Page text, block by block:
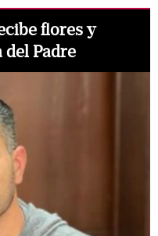
flores y
del Padre